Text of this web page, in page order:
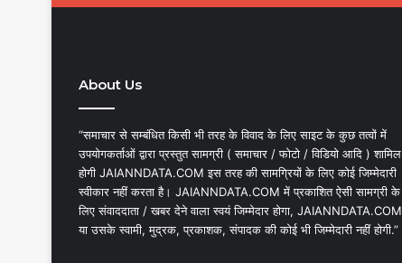
About Us
“समाचार से सम्बंधित किसी भी तरह के विवाद के लिए साइट के कुछ तत्वों में
उपयोगकर्ताओं द्वारा प्रस्तुत सामग्री ( समाचार / फोटो / विडियो आदि ) शामिल
होगी JAIANNDATA.COM इस तरह की सामग्रियों के लिए कोई जिम्मेदारी
स्वीकार नहीं करता है। JAIANNDATA.COM में प्रकाशित ऐसी सामग्री के
लिए संवाददाता / खबर देने वाला स्वयं जिम्मेदार होगा, JAIANNDATA.COM
या उसके स्वामी, मुद्रक, प्रकाशक, संपादक की कोई भी जिम्मेदारी नहीं होगी.”